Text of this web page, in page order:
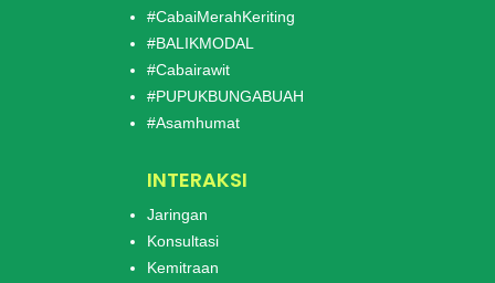
#CabaiMerahKeriting
#BALIKMODAL
#Cabairawit
#PUPUKBUNGABUAH
#Asamhumat
INTERAKSI
Jaringan
Konsultasi
Kemitraan